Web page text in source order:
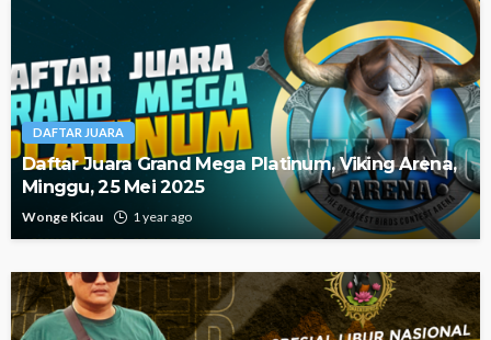
DAFTAR JUARA
Daftar Juara Grand Mega Platinum, Viking Arena,
Minggu, 25 Mei 2025
Wonge Kicau 1 year ago